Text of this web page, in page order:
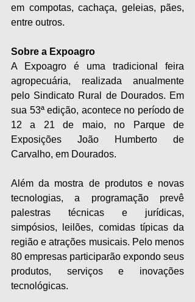
em compotas, cachaça, geleias, pães,
entre outros.
Sobre a Expoagro
A Expoagro é uma tradicional feira
agropecuária, realizada anualmente
pelo Sindicato Rural de Dourados. Em
sua 53ª edição, acontece no período de
12 a 21 de maio, no Parque de
Exposições João Humberto de
Carvalho, em Dourados.
Além da mostra de produtos e novas
tecnologias, a programação prevê
palestras técnicas e jurídicas,
simpósios, leilões, comidas típicas da
região e atrações musicais. Pelo menos
80 empresas participarão expondo seus
produtos, serviços e inovações
tecnológicas.